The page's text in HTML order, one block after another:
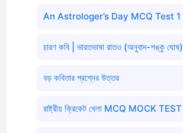
An Astrologer’s Day MCQ Test 1
চারণ কবি | ভারতভাষা রাতও (অনুবাদ-শঙ্কু ঘোষ)
বড় কবিতার প্রশ্নের উত্তর
রাষ্ট্রীয় ক্রিকেট খেলা MCQ MOCK TEST